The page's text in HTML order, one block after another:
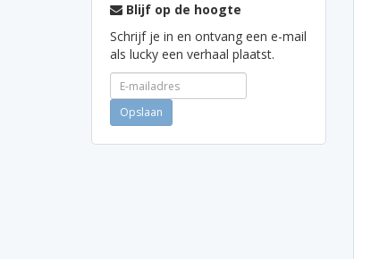
Blijf op de hoogte
Schrijf je in en ontvang een e-mail
als lucky een verhaal plaatst.